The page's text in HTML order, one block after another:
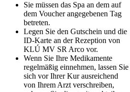
Sie müssen das Spa an dem auf
dem Voucher angegebenen Tag
betreten.
Legen Sie den Gutschein und die
ID-Karte an der Rezeption von
KLÚ MV SR Arco vor.
Wenn Sie Ihre Medikamente
regelmäßig einnehmen, lassen Sie
sich vor Ihrer Kur ausreichend
von Ihrem Arzt verschreiben,